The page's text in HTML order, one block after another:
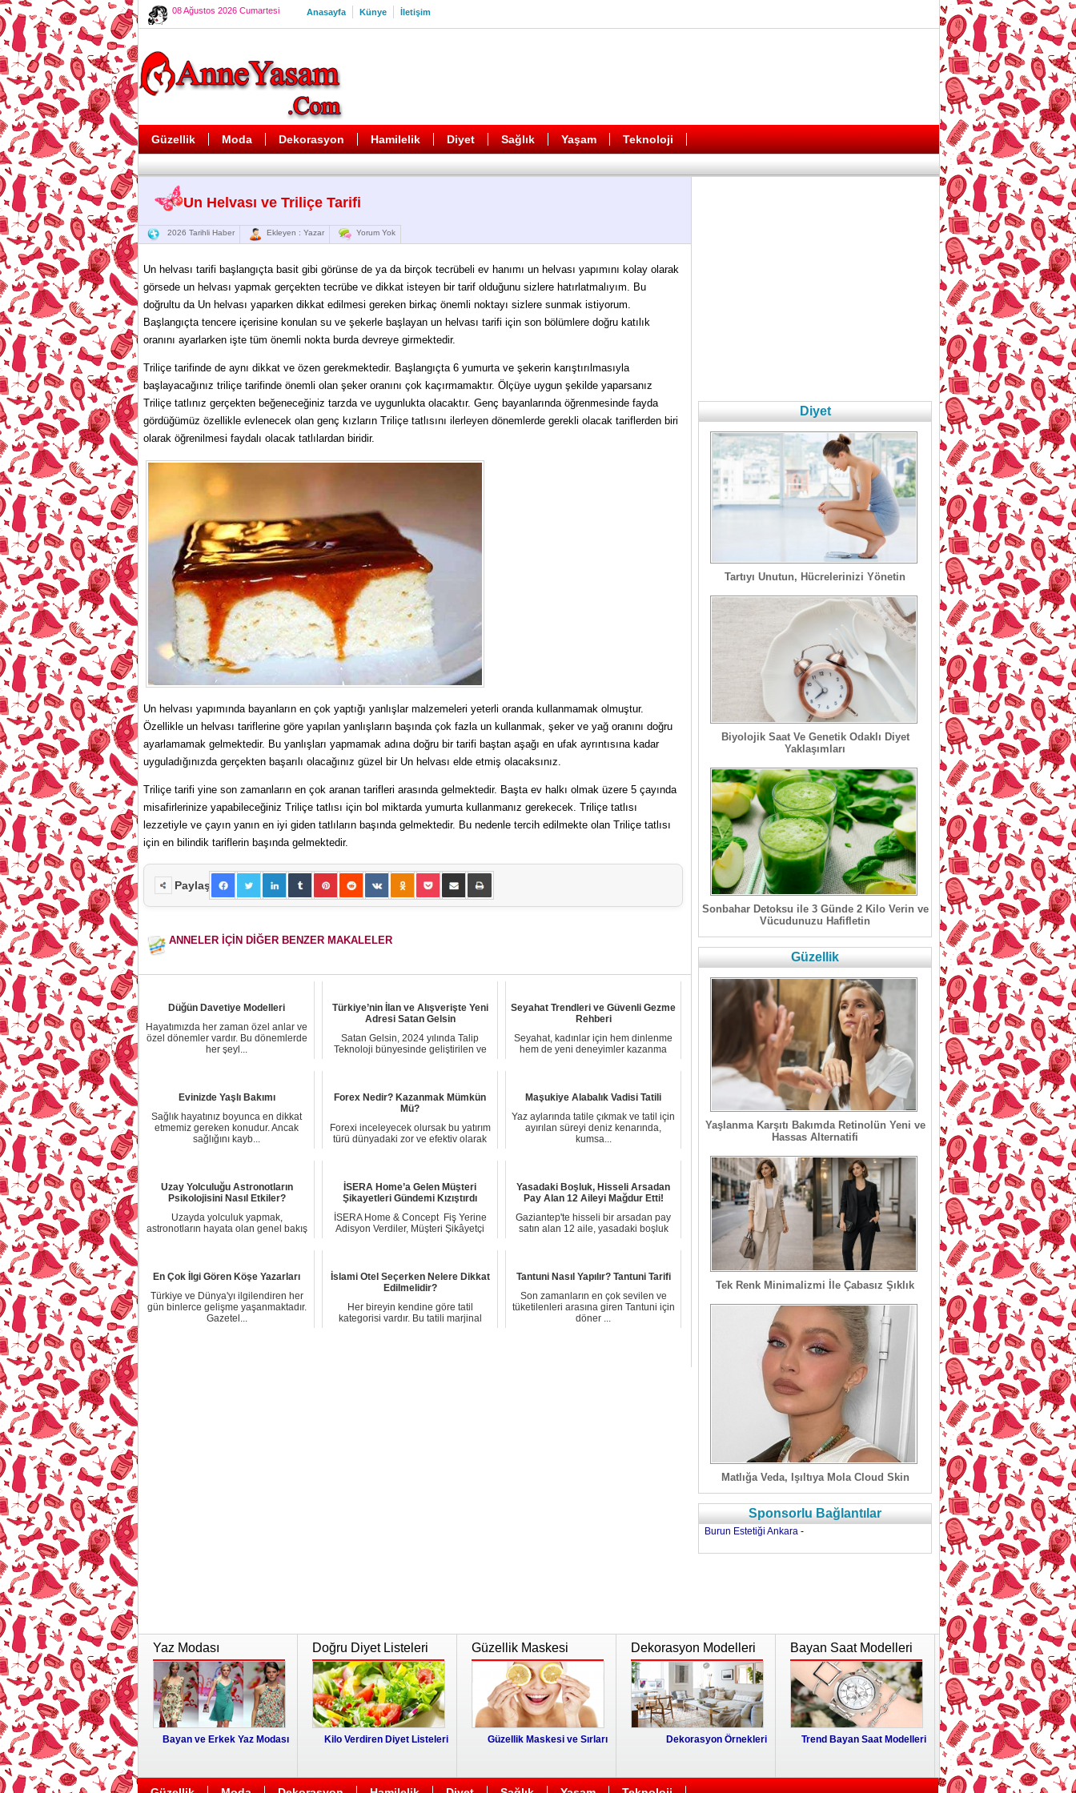
08 Ağustos 2026 Cumartesi Anasayfa Künye İletişim
Güzellik Moda Dekorasyon Hamilelik Diyet Sağlık Yaşam Teknoloji
Un Helvası ve Triliçe Tarifi
2026 Tarihli Haber Ekleyen : Yazar Yorum Yok
Un helvası tarifi başlangıçta basit gibi görünse de ya da birçok tecrübeli ev hanımı un helvası yapımını kolay olarak
görsede un helvası yapmak gerçekten tecrübe ve dikkat isteyen bir tarif olduğunu sizlere hatırlatmalıyım. Bu
doğrultu da Un helvası yaparken dikkat edilmesi gereken birkaç önemli noktayı sizlere sunmak istiyorum.
Başlangıçta tencere içerisine konulan su ve şekerle başlayan un helvası tarifi için son bölümlere doğru katılık
oranını ayarlarken işte tüm önemli nokta burda devreye girmektedir.
Triliçe tarifinde de aynı dikkat ve özen gerekmektedir. Başlangıçta 6 yumurta ve şekerin karıştırılmasıyla
başlayacağınız triliçe tarifinde önemli olan şeker oranını çok kaçırmamaktır. Ölçüye uygun şekilde yaparsanız
Triliçe tatlınız gerçekten beğeneceğiniz tarzda ve uygunlukta olacaktır. Genç bayanlarında öğrenmesinde fayda
gördüğümüz özellikle evlenecek olan genç kızların Triliçe tatlısını ilerleyen dönemlerde gerekli olacak tariflerden biri
olarak öğrenilmesi faydalı olacak tatlılardan biridir.
Un helvası yapımında bayanların en çok yaptığı yanlışlar malzemeleri yeterli oranda kullanmamak olmuştur.
Özellikle un helvası tariflerine göre yapılan yanlışların başında çok fazla un kullanmak, şeker ve yağ oranını doğru
ayarlamamak gelmektedir. Bu yanlışları yapmamak adına doğru bir tarifi baştan aşağı en ufak ayrıntısına kadar
uyguladığınızda gerçekten başarılı olacağınız güzel bir Un helvası elde etmiş olacaksınız.
Triliçe tarifi yine son zamanların en çok aranan tarifleri arasında gelmektedir. Başta ev halkı olmak üzere 5 çayında
misafirlerinize yapabileceğiniz Triliçe tatlısı için bol miktarda yumurta kullanmanız gerekecek. Triliçe tatlısı
lezzetiyle ve çayın yanın en iyi giden tatlıların başında gelmektedir. Bu nedenle tercih edilmekte olan Triliçe tatlısı
için en bilindik tariflerin başında gelmektedir.
Paylaş
ANNELER İÇİN DİĞER BENZER MAKALELER
Düğün Davetiye Modelleri
Hayatımızda her zaman özel anlar ve
özel dönemler vardır. Bu dönemlerde
her şeyl...
Türkiye’nin İlan ve Alışverişte Yeni
Adresi Satan Gelsin
Satan Gelsin, 2024 yılında Talip
Teknoloji bünyesinde geliştirilen ve
Seyahat Trendleri ve Güvenli Gezme
Rehberi
Seyahat, kadınlar için hem dinlenme
hem de yeni deneyimler kazanma
Evinizde Yaşlı Bakımı
Sağlık hayatınız boyunca en dikkat
etmemiz gereken konudur. Ancak
sağlığını kayb...
Forex Nedir? Kazanmak Mümkün
Mü?
Forexi inceleyecek olursak bu yatırım
türü dünyadaki zor ve efektiv olarak
Maşukiye Alabalık Vadisi Tatili
Yaz aylarında tatile çıkmak ve tatil için
ayırılan süreyi deniz kenarında,
kumsa...
Uzay Yolculuğu Astronotların
Psikolojisini Nasıl Etkiler?
Uzayda yolculuk yapmak,
astronotların hayata olan genel bakış
İSERA Home’a Gelen Müşteri
Şikayetleri Gündemi Kızıştırdı
İSERA Home & Concept Fiş Yerine
Adisyon Verdiler, Müşteri Şikâyetçi
Yasadaki Boşluk, Hisseli Arsadan
Pay Alan 12 Aileyi Mağdur Etti!
Gaziantep'te hisseli bir arsadan pay
satın alan 12 aile, yasadaki boşluk
En Çok İlgi Gören Köşe Yazarları
Türkiye ve Dünya'yı ilgilendiren her
gün binlerce gelişme yaşanmaktadır.
Gazetel...
İslami Otel Seçerken Nelere Dikkat
Edilmelidir?
Her bireyin kendine göre tatil
kategorisi vardır. Bu tatili marjinal
Tantuni Nasıl Yapılır? Tantuni Tarifi
Son zamanların en çok sevilen ve
tüketilenleri arasına giren Tantuni için
döner ...
Diyet
Tartıyı Unutun, Hücrelerinizi Yönetin
Biyolojik Saat Ve Genetik Odaklı Diyet
Yaklaşımları
Sonbahar Detoksu ile 3 Günde 2 Kilo Verin ve
Vücudunuzu Hafifletin
Güzellik
Yaşlanma Karşıtı Bakımda Retinolün Yeni ve
Hassas Alternatifi
Tek Renk Minimalizmi İle Çabasız Şıklık
Matlığa Veda, Işıltıya Mola Cloud Skin
Sponsorlu Bağlantılar
Burun Estetiği Ankara -
Yaz Modası
Bayan ve Erkek Yaz Modası
Doğru Diyet Listeleri
Kilo Verdiren Diyet Listeleri
Güzellik Maskesi
Güzellik Maskesi ve Sırları
Dekorasyon Modelleri
Dekorasyon Örnekleri
Bayan Saat Modelleri
Trend Bayan Saat Modelleri